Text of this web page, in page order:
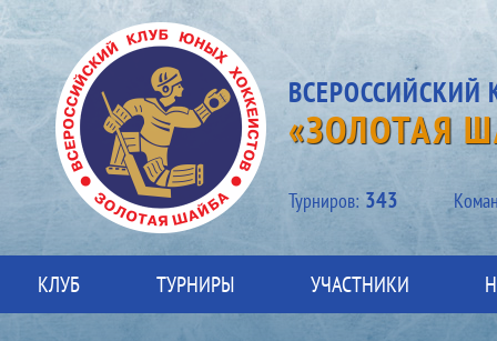
«ЗОЛОТАЯ
Турниров: 343
КЛУБ ТУРНИРЫ УЧАСТНИКИ